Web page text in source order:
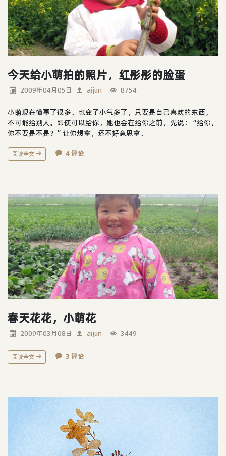
今天给小萌拍的照片，红彤彤的脸蛋
2009年04月05日 aijun 8754
小萌现在懂事了很多。也变了小气多了，只要是自己喜欢的东西，
不可能给别人。即使可以给你，她也会在给你之前，先说：“给你，
你不要是不是？”让你想拿，还不好意思拿。
阅读全文 4 评论
春天花花，小萌花
2009年03月08日 aijun 3449
阅读全文 3 评论